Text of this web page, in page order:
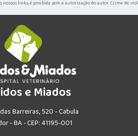
links, é proibida sem a autorização do autor. Crime de
e Miados
Barreiras, 520 - Cabula
- BA - CEP: 41195-001